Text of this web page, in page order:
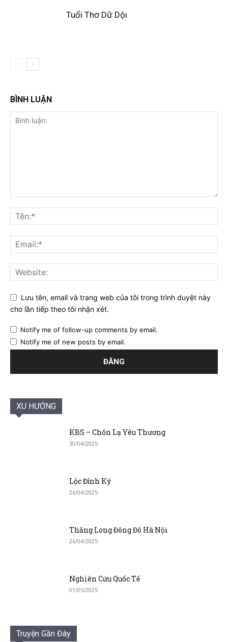
Tuổi Thơ Dữ Dội
BÌNH LUẬN
Lưu tên, email và trang web của tôi trong trình duyệt này
cho lần tiếp theo tôi nhận xét.
Notify me of follow-up comments by email.
Notify me of new posts by email.
XU HƯỚNG
KBS – Chốn Lạ Yêu Thương
30/04/2025
Lộc Đỉnh Ký
26/04/2025
Thăng Long Đông Đô Hà Nội
26/04/2025
Nghiên Cứu Quốc Tế
01/05/2025
Truyện Gần Đây